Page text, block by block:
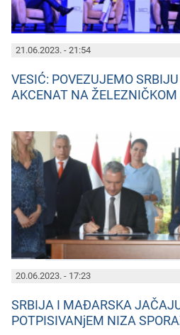
21.06.2023. - 21:54
VESIĆ: POVEZUJEMO
AKCENAT NA
20.06.2023. - 17:23
SRBIJA I MAĐARSKA
POTPISIVANjEM NIZA